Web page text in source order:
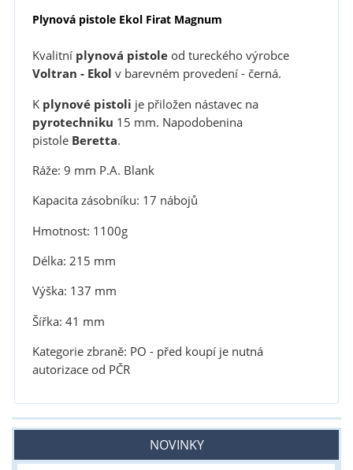
Plynová pistole Ekol Firat Magnum
Kvalitní plynová pistoleod tureckého výrobce
Voltran - Ekol v barevném provedení - černá.
Kplynové pistoli je přiložen nástavec na
pyrotechniku 15 mm. Napodobenina
pistole Beretta.
Ráže: 9 mm P.A. Blank
Kapacita zásobníku: 17 nábojů
Hmotnost: 1100g
Délka: 215 mm
Výška: 137 mm
Šířka: 41 mm
Kategorie zbraně: PO - před koupí je nutná
autorizace od PČR
NOVINKY